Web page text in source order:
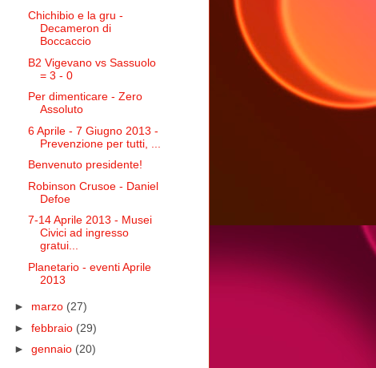
Chichibio e la gru -
Decameron di
Boccaccio
B2 Vigevano vs Sassuolo
= 3 - 0
Per dimenticare - Zero
Assoluto
6 Aprile - 7 Giugno 2013 -
Prevenzione per tutti, ...
Benvenuto presidente!
Robinson Crusoe - Daniel
Defoe
7-14 Aprile 2013 - Musei
Civici ad ingresso
gratui...
Planetario - eventi Aprile
2013
► marzo (27)
► febbraio (29)
► gennaio (20)